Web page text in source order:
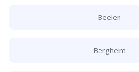
Beelen
Bergheim